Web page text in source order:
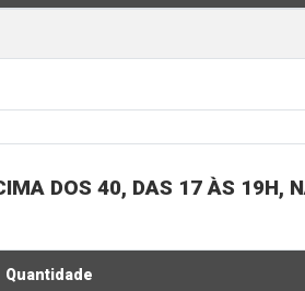
DOS 40, DAS 17 ÀS 19H,
Quantidade